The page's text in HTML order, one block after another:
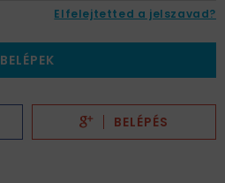
Elfelejtetted a jelszavad?
BELÉPEK
BELÉPÉS